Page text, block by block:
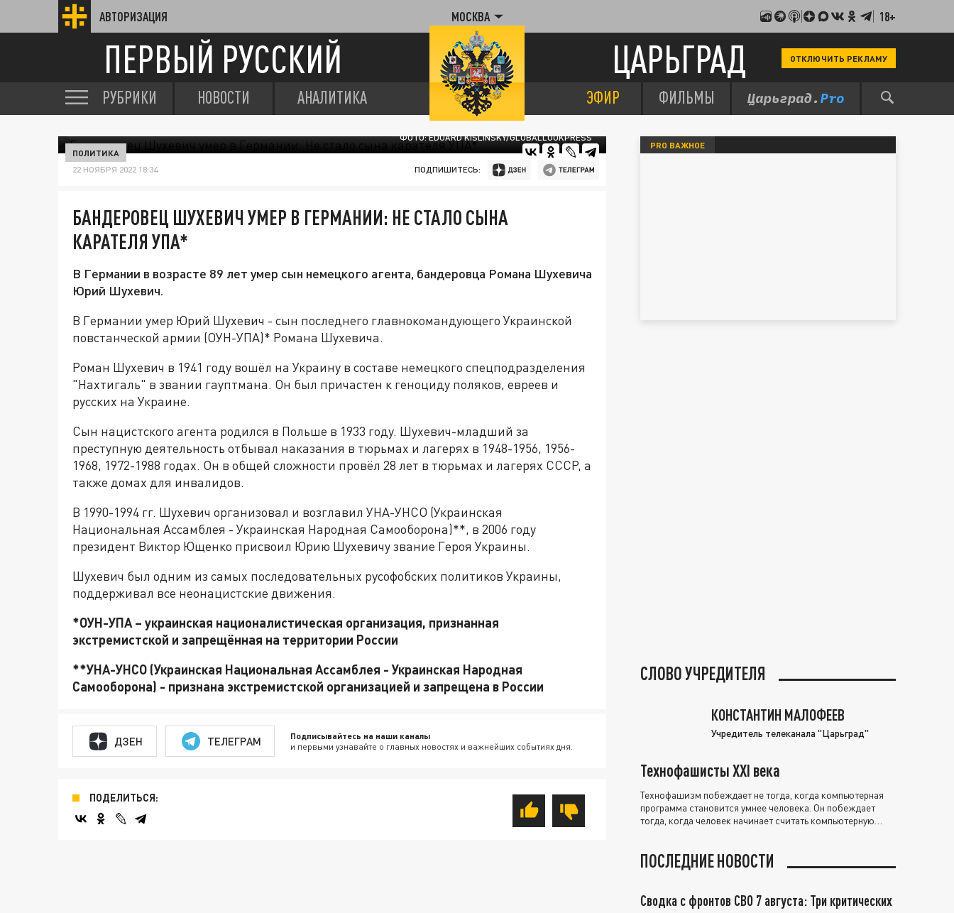
АВТОРИЗАЦИЯ МОСКВА 18+
ПЕРВЫЙ РУССКИЙ ЦАРЬГРАД ОТКЛЮЧИТЬ РЕКЛАМУ
РУБРИКИ НОВОСТИ АНАЛИТИКА ЭФИР ФИЛЬМЫ
ФОТО: EDUARD KISLINSKY/GLOBALLOOKPRESS
ПОЛИТИКА
22 НОЯБРЯ 2022 18:34 ПОДПИШИТЕСЬ:
БАНДЕРОВЕЦ ШУХЕВИЧ УМЕР В ГЕРМАНИИ: НЕ СТАЛО СЫНА
КАРАТЕЛЯ УПА*
В Германии в возрасте 89 лет умер сын немецкого агента, бандеровца Романа Шухевича
Юрий Шухевич.
В Германии умер Юрий Шухевич - сын последнего главнокомандующего Украинской
повстанческой армии (ОУН-УПА)* Романа Шухевича.
Роман Шухевич в 1941 году вошёл на Украину в составе немецкого спецподразделения
"Нахтигаль" в звании гауптмана. Он был причастен к геноциду поляков, евреев и
русских на Украине.
Сын нацистского агента родился в Польше в 1933 году. Шухевич-младший за
преступную деятельность отбывал наказания в тюрьмах и лагерях в 1948-1956, 1956-
1968, 1972-1988 годах. Он в общей сложности провёл 28 лет в тюрьмах и лагерях СССР, а
также домах для инвалидов.
В 1990-1994 гг. Шухевич организовал и возглавил УНА-УНСО (Украинская
Национальная Ассамблея - Украинская Народная Самооборона)**, в 2006 году
президент Виктор Ющенко присвоил Юрию Шухевичу звание Героя Украины.
Шухевич был одним из самых последовательных русофобских политиков Украины,
поддерживал все неонацистские движения.
*ОУН-УПА – украинская националистическая организация, признанная
экстремистской и запрещённая на территории России
**УНА-УНСО (Украинская Национальная Ассамблея - Украинская Народная
Самооборона) - признана экстремистской организацией и запрещена в России
ДЗЕН ТЕЛЕГРАМ Подписывайтесь на наши каналы
и первыми узнавайте о главных новостях и важнейших событиях дня.
ПОДЕЛИТЬСЯ:
PRO ВАЖНОЕ
СЛОВО УЧРЕДИТЕЛЯ
КОНСТАНТИН МАЛОФЕЕВ
Учредитель телеканала "Царьград"
Технофашисты XXI века
Технофашизм побеждает не тогда, когда компьютерная
программа становится умнее человека. Он побеждает
тогда, когда человек начинает считать компьютерную
ПОСЛЕДНИЕ НОВОСТИ
Сводка с фронтов СВО 7 августа: Три критических